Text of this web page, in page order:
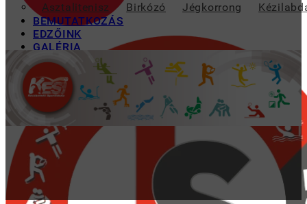
Asztalitenisz Birkózó Jégkorrong
BEMUTATKOZÁS
EDZŐINK
GALÉRIA
TAO
KAPCSOLAT